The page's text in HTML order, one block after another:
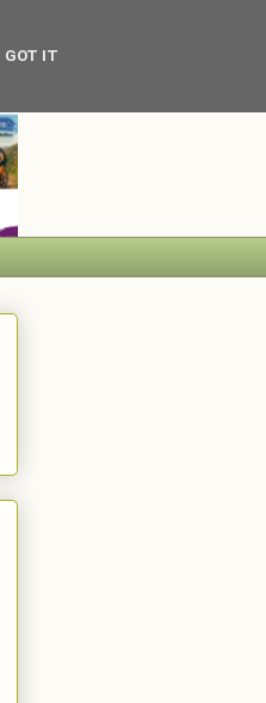
GOT IT